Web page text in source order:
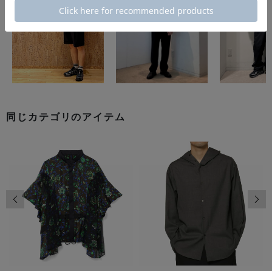
同じカテゴリのアイテム
前の画像